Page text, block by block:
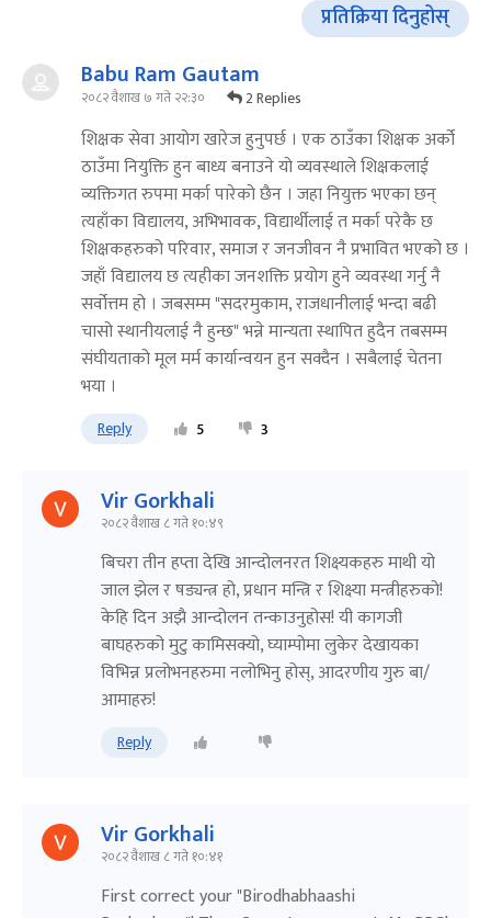
प्रतिक्रिया दिनुहोस्
Babu Ram Gautam
२०८२ वैशाख ७ गते २२:३० 2 Replies
शिक्षक सेवा आयोग खारेज हुनुपर्छ । एक ठाउँका शिक्षक अर्को
ठाउँमा नियुक्ति हुन बाध्य बनाउने यो व्यवस्थाले शिक्षकलाई
व्यक्तिगत रुपमा मर्का पारेको छैन । जहा नियुक्त भएका छन्
त्यहाँका विद्यालय, अभिभावक, विद्यार्थीलाई त मर्का परेकै छ
शिक्षकहरुको परिवार, समाज र जनजीवन नै प्रभावित भएको छ ।
जहाँ विद्यालय छ त्यहीका जनशक्ति प्रयोग हुने व्यवस्था गर्नु नै
सर्वोत्तम हो । जबसम्म "सदरमुकाम, राजधानीलाई भन्दा बढी
चासो स्थानीयलाई नै हुन्छ" भन्ने मान्यता स्थापित हुदैन तबसम्म
संघीयताको मूल मर्म कार्यान्वयन हुन सक्दैन । सबैलाई चेतना
भया ।
Reply 5 3
Vir Gorkhali
२०८२ वैशाख ८ गते १०:४९
बिचरा तीन हप्ता देखि आन्दोलनरत शिक्ष्यकहरु माथी यो
जाल झेल र षड्यन्त्र हो, प्रधान मन्त्रि र शिक्ष्या मन्त्रीहरुको!
केहि दिन अझै आन्दोलन तन्काउनुहोस! यी कागजी
बाघहरुको मुटु कामिसक्यो, घ्याम्पोमा लुकेर देखायका
विभिन्न प्रलोभनहरुमा नलोभिनु होस्, आदरणीय गुरु बा/
आमाहरु!
Reply
Vir Gorkhali
२०८२ वैशाख ८ गते १०:४१
First correct your "Birodhabhaashi